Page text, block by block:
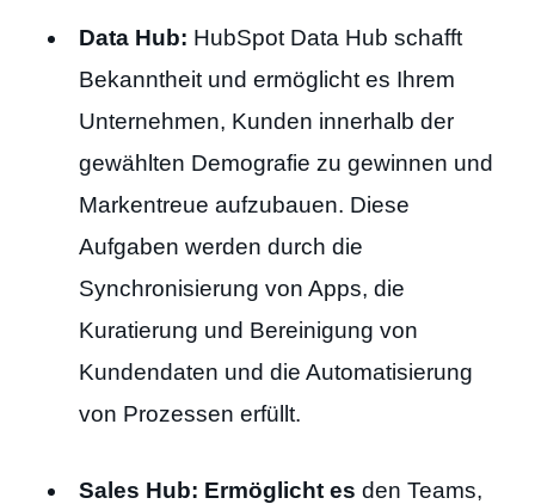
Data Hub: HubSpot Data Hub schafft
Bekanntheit und ermöglicht es Ihrem
Unternehmen, Kunden innerhalb der
gewählten Demografie zu gewinnen und
Markentreue aufzubauen. Diese
Aufgaben werden durch die
Synchronisierung von Apps, die
Kuratierung und Bereinigung von
Kundendaten und die Automatisierung
von Prozessen erfüllt.
Sales Hub: Ermöglicht es den Teams,